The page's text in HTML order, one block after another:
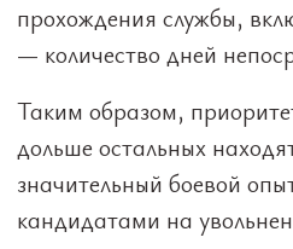
прохождения службы,
— количество дней
Таким образом,
дольше остальных
значительный боевой
кандидатами на